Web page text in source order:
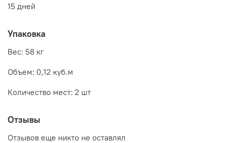
15 дней
Упаковка
Вес: 58 кг
Объем: 0,12 куб.м
Количество мест: 2 шт
Отзывы
Отзывов еще никто не оставлял